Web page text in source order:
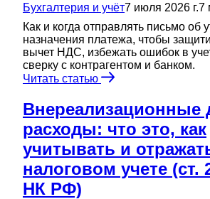
Бухгалтерия и учёт7 июля 2026 г.7
Как и когда отправлять письмо об
назначения платежа, чтобы
вычет НДС, избежать ошибок в
сверку с контрагентом и банком.
Читать статью
Внереализационные
расходы: что это, как
учитывать и
налоговом учете (ст.
НК РФ)